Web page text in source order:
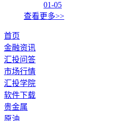
01-05
查看更多>>
首页
金融资讯
汇投问答
市场行情
汇投学院
软件下载
贵金属
原油